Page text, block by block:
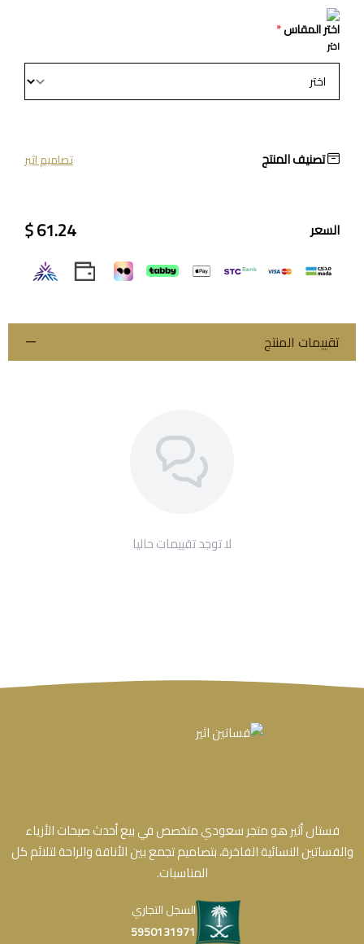
اختر المقاس*
اختر
تصنيف المنتج تصاميم اثير
السعر 61.24 $
تقييمات المنتج
لا توجد تقييمات حاليا
فستان أثير هو متجر سعودي متخصص في بيع أحدث صيحات الأزياء
والفساتين النسائية الفاخرة، بتصاميم تجمع بين الأناقة والراحة لتلائم كل
المناسبات.
السجل التجاري
5950131971